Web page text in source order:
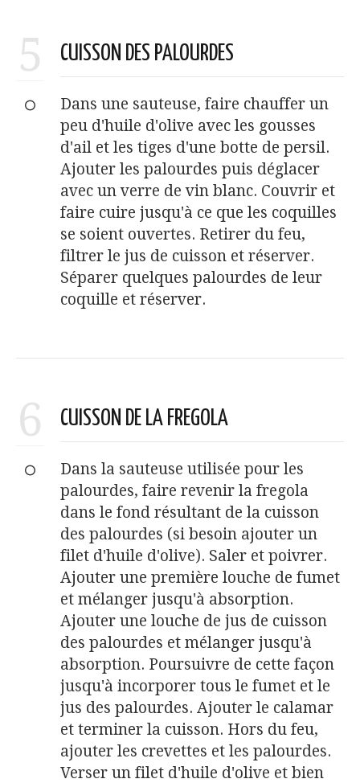
5 CUISSON DES PALOURDES
Dans une sauteuse, faire chauffer un
peu d'huile d'olive avec les gousses
d'ail et les tiges d'une botte de persil.
Ajouter les palourdes puis déglacer
avec un verre de vin blanc. Couvrir et
faire cuire jusqu'à ce que les coquilles
se soient ouvertes. Retirer du feu,
filtrer le jus de cuisson et réserver.
Séparer quelques palourdes de leur
coquille et réserver.
6 CUISSON DE LA FREGOLA
Dans la sauteuse utilisée pour les
palourdes, faire revenir la fregola
dans le fond résultant de la cuisson
des palourdes (si besoin ajouter un
filet d'huile d'olive). Saler et poivrer.
Ajouter une première louche de fumet
et mélanger jusqu'à absorption.
Ajouter une louche de jus de cuisson
des palourdes et mélanger jusqu'à
absorption. Poursuivre de cette façon
jusqu'à incorporer tous le fumet et le
jus des palourdes. Ajouter le calamar
et terminer la cuisson. Hors du feu,
ajouter les crevettes et les palourdes.
Verser un filet d'huile d'olive et bien